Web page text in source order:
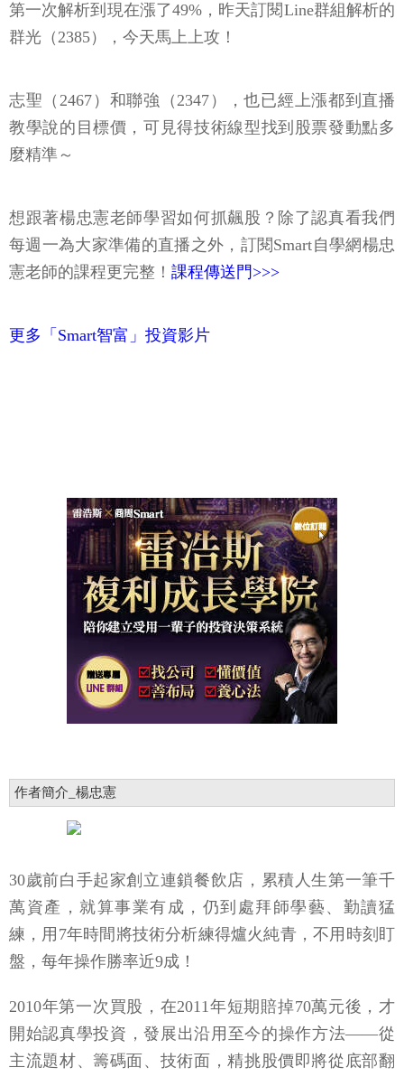
第一次解析到現在漲了49%，昨天訂閱Line群組解析的
群光（2385），今天馬上上攻！
志聖（2467）和聯強（2347），也已經上漲都到直播
教學說的目標價，可見得技術線型找到股票發動點多
麼精準～
想跟著楊忠憲老師學習如何抓飆股？除了認真看我們
每週一為大家準備的直播之外，訂閱Smart自學網楊忠
憲老師的課程更完整！ 課程傳送門>>>
更多「Smart智富」投資影片
作者簡介_楊忠憲
30歲前白手起家創立連鎖餐飲店，累積人生第一筆千
萬資產，就算事業有成，仍到處拜師學藝、勤讀猛
練，用7年時間將技術分析練得爐火純青，不用時刻盯
盤，每年操作勝率近9成！
2010年第一次買股，在2011年短期賠掉70萬元後，才
開始認真學投資，發展出沿用至今的操作方法——從
主流題材、籌碼面、技術面，精挑股價即將從底部翻